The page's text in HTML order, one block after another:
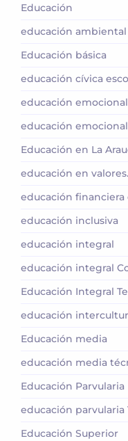
Educación
educación ambiental
Educación básica
educación cívica
educación emocional
educación
Educación en La
educación en valores.
educación financiera
educación inclusiva
educación integral
educación integral
Educación Integral
educación
Educación media
educación media
Educación Parvularia
educación parvularia
Educación Superior